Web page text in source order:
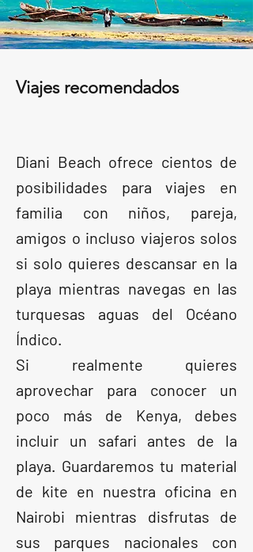
Viajes recomendados
Diani Beach ofrece cientos de
posibilidades para viajes en
familia con niños, pareja,
amigos o incluso viajeros solos
si solo quieres descansar en la
playa mientras navegas en las
turquesas aguas del Océano
Índico.
Si realmente quieres
aprovechar para conocer un
poco más de Kenya, debes
incluir un safari antes de la
playa. Guardaremos tu material
de kite en nuestra oficina en
Nairobi mientras disfrutas de
sus parques nacionales con